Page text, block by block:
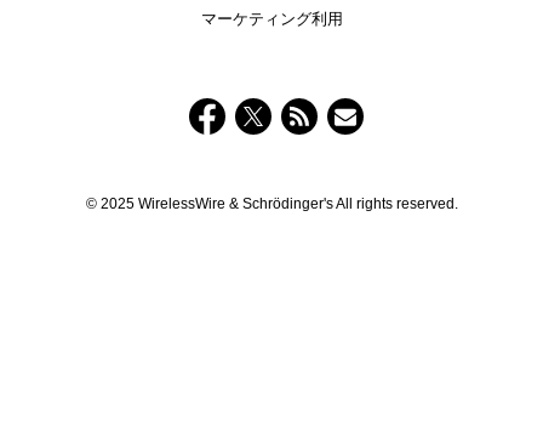
マーケティング利用
© 2025 WirelessWire & Schrödinger's All rights reserved.